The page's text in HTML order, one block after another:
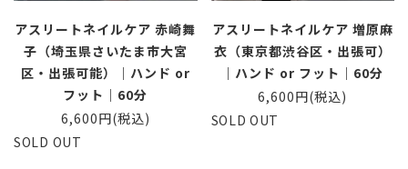
アスリートネイルケア 赤崎舞
子（埼玉県さいたま市大宮
区・出張可能）｜ハンド or
フット｜60分
6,600円(税込)
SOLD OUT
アスリートネイルケア 増原麻
衣（東京都渋谷区・出張可）
｜ハンド or フット｜60分
6,600円(税込)
SOLD OUT